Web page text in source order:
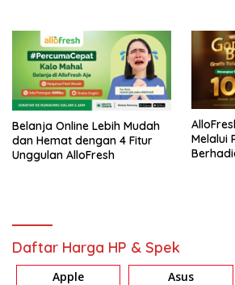
Belanja Online Lebih Mudah
dan Hemat dengan 4 Fitur
Unggulan AlloFresh
Melalui
Daftar Harga HP & Spek
Apple Asus